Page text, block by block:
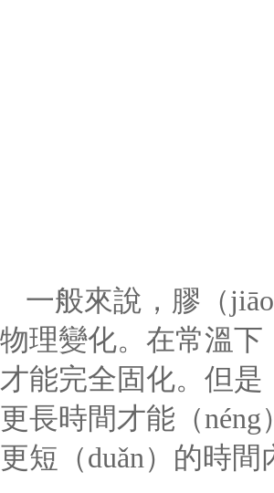
一般來說，膠（
物理變化。在常溫下
才能完全固化。但
更長時間才能（
更短（duǎn）的時間